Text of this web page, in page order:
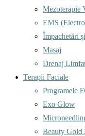
Mezoterapie
EMS
Împachetări
Masaj
Drenaj
Terapii Faciale
Programele
Exo Glow
Beauty Gold